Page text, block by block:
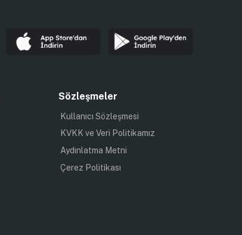
Sözleşmeler
Kullanıcı Sözleşmesi
KVKK ve Veri Politikamız
Aydınlatma Metni
Çerez Politikası